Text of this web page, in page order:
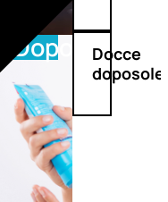
Doposole
Docce
doposole